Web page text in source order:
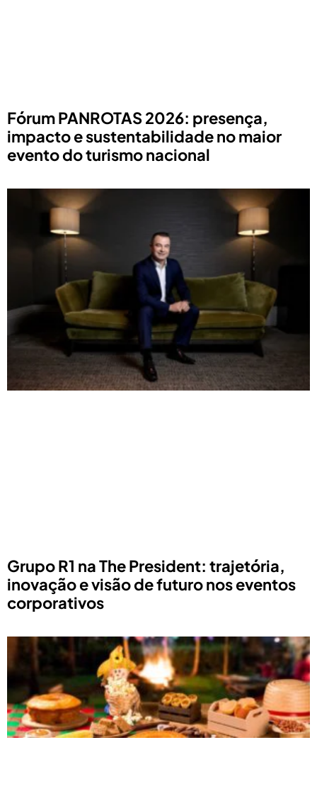
Fórum PANROTAS 2026: presença,
impacto e sustentabilidade no maior
evento do turismo nacional
Grupo R1 na The President: trajetória,
inovação e visão de futuro nos eventos
corporativos